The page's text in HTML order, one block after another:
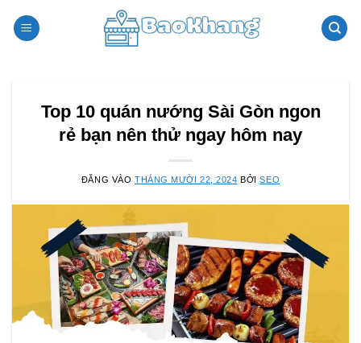
qua
Top 10 quán nướng Sài Gòn ngon
rẻ bạn nên thử ngay hôm nay
ĐĂNG VÀO THÁNG MƯỜI 22, 2024 BỞISEO